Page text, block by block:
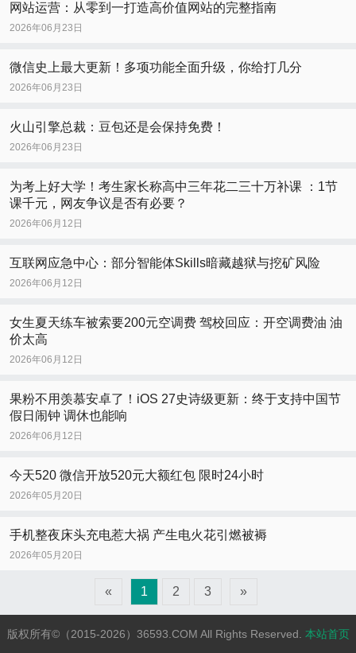
网站运营：从零到一打造高价值网站的完整指南
2026年06月23日
微信史上最大更新！多项功能全面升级，你给打几分
2026年06月23日
火山引擎总裁：豆包还是会保持免费！
2026年06月23日
为考上好大学！考生家长称高中三年花二三十万补课 ：1节
课千元，网友争议是否有必要？
2026年06月12日
互联网应急中心：部分智能体Skills暗藏越狱与挖矿风险
2026年06月12日
女生夏天练车被索要200元空调费 驾校回应：开空调费油 油
价太高
2026年06月12日
果粉不用羡慕安卓了！iOS 27史诗级更新：终于支持中国节
假日闹钟 调休也能响
2026年06月12日
今天520 微信开放520元大额红包 限时24小时
2026年05月20日
手机整夜床头充电惹大祸 产生电火花引燃被褥
2026年05月20日
« 1 2 3 »
版权所有©（2015-2026）36593.COM All Rights Reserved. 本站首页